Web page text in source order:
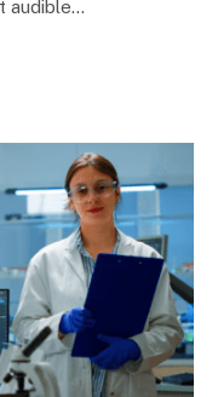
audible…